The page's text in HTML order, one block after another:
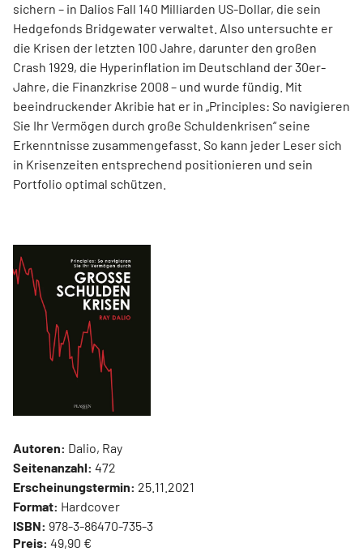
sichern – in Dalios Fall 140 Milliarden US-Dollar, die sein
Hedgefonds Bridgewater verwaltet. Also untersuchte er
die Krisen der letzten 100 Jahre, darunter den großen
Crash 1929, die Hyperinflation im Deutschland der 30er-
Jahre, die Finanzkrise 2008 – und wurde fündig. Mit
beeindruckender Akribie hat er in „Principles: So navigieren
Sie Ihr Vermögen durch große Schuldenkrisen“ seine
Erkenntnisse zusammengefasst. So kann jeder Leser sich
in Krisenzeiten entsprechend positionieren und sein
Portfolio optimal schützen.
Autoren: Dalio, Ray
Seitenanzahl: 472
Erscheinungstermin: 25.11.2021
Format: Hardcover
ISBN: 978-3-86470-735-3
Preis: 49,90 €